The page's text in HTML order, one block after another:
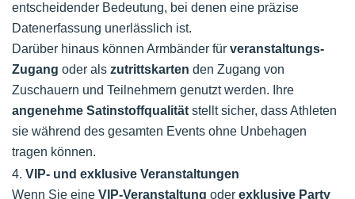
entscheidender Bedeutung, bei denen eine präzise
Datenerfassung unerlässlich ist.
Darüber hinaus können Armbänder für veranstaltungs-
Zugang oder als zutrittskarten den Zugang von
Zuschauern und Teilnehmern genutzt werden. Ihre
angenehme Satinstoffqualität stellt sicher, dass Athleten
sie während des gesamten Events ohne Unbehagen
tragen können.
4. VIP- und exklusive Veranstaltungen
Wenn Sie eine VIP-Veranstaltung oder exklusive Party